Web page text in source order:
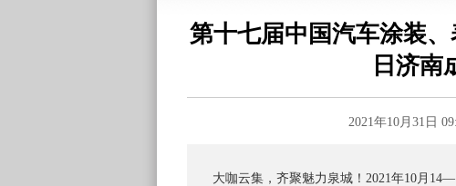
第十七届中国汽车涂装
日济南
2021年10月31日
大咖云集，齐聚魅力泉城！2021年10月